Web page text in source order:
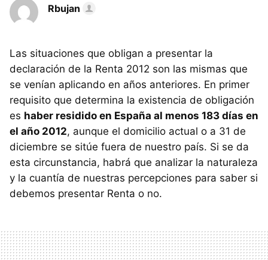
Rbujan
Las situaciones que obligan a presentar la
declaración de la Renta 2012 son las mismas que
se venían aplicando en años anteriores. En primer
requisito que determina la existencia de obligación
es haber residido en España al menos 183 días en
el año 2012, aunque el domicilio actual o a 31 de
diciembre se sitúe fuera de nuestro país. Si se da
esta circunstancia, habrá que analizar la naturaleza
y la cuantía de nuestras percepciones para saber si
debemos presentar Renta o no.